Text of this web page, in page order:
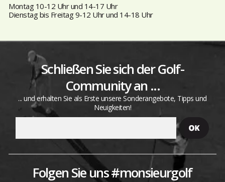
Montag 10-12 Uhr und 14-17 Uhr
Dienstag bis Freitag 9-12 Uhr und 14-18 Uhr
Schließen Sie sich der Golf-
Community an ...
... und erhalten Sie als Erste unsere Sonderangebote, Tipps und
Neuigkeiten!
Folgen Sie uns #monsieurgolf